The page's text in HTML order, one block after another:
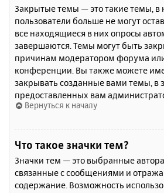
Закрытые темы — это такие темы, в
пользователи больше не могут
все находящиеся в них опросы
завершаются. Темы могут быть
причинам модератором форума
конференции. Вы также можете
закрывать созданные вами темы, в
предоставленных вам
Вернуться к началу
Что такое значки тем?
Значки тем — это выбранные
связанные с сообщениями и
содержание. Возможность